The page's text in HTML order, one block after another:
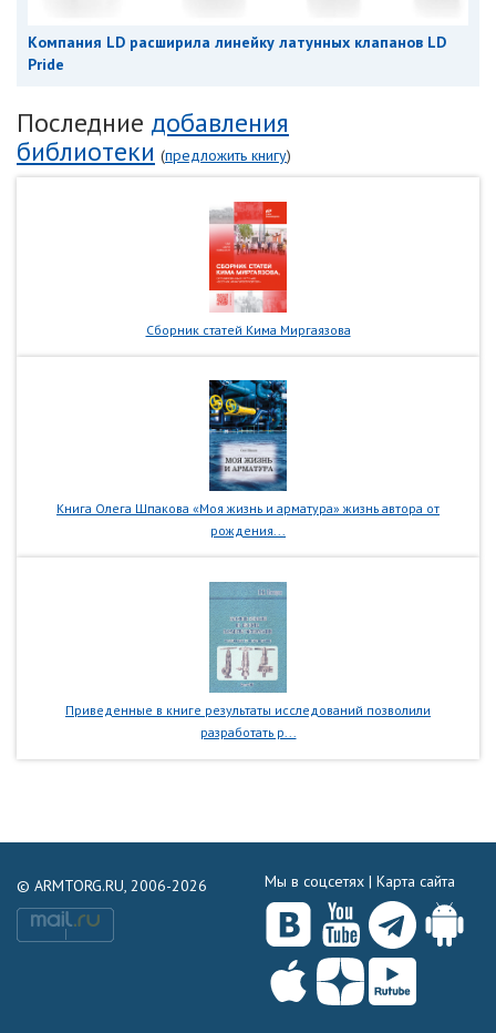
Компания LD расширила линейку латунных клапанов LD
Pride
Последние добавления
библиотеки (предложить книгу)
Сборник статей Кима Миргаязова
Книга Олега Шпакова «Моя жизнь и арматура» жизнь автора от
рождения...
Приведенные в книге результаты исследований позволили
разработать р...
© ARMTORG.RU, 2006-2026 Мы в соцсетях | Карта сайта